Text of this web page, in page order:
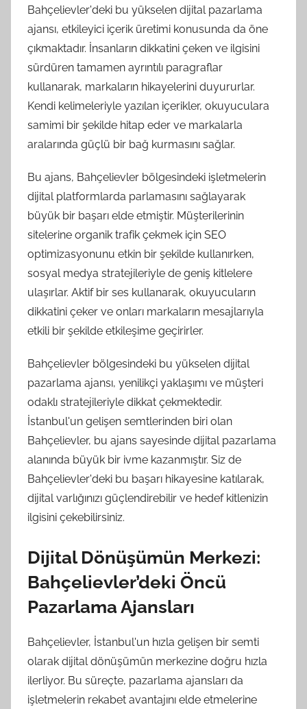
Bahçelievler'deki bu yükselen dijital pazarlama
ajansı, etkileyici içerik üretimi konusunda da öne
çıkmaktadır. İnsanların dikkatini çeken ve ilgisini
sürdüren tamamen ayrıntılı paragraflar
kullanarak, markaların hikayelerini duyururlar.
Kendi kelimeleriyle yazılan içerikler, okuyuculara
samimi bir şekilde hitap eder ve markalarla
aralarında güçlü bir bağ kurmasını sağlar.
Bu ajans, Bahçelievler bölgesindeki işletmelerin
dijital platformlarda parlamasını sağlayarak
büyük bir başarı elde etmiştir. Müşterilerinin
sitelerine organik trafik çekmek için SEO
optimizasyonunu etkin bir şekilde kullanırken,
sosyal medya stratejileriyle de geniş kitlelere
ulaşırlar. Aktif bir ses kullanarak, okuyucuların
dikkatini çeker ve onları markaların mesajlarıyla
etkili bir şekilde etkileşime geçirirler.
Bahçelievler bölgesindeki bu yükselen dijital
pazarlama ajansı, yenilikçi yaklaşımı ve müşteri
odaklı stratejileriyle dikkat çekmektedir.
İstanbul'un gelişen semtlerinden biri olan
Bahçelievler, bu ajans sayesinde dijital pazarlama
alanında büyük bir ivme kazanmıştır. Siz de
Bahçelievler'deki bu başarı hikayesine katılarak,
dijital varlığınızı güçlendirebilir ve hedef kitlenizin
ilgisini çekebilirsiniz.
Dijital Dönüşümün Merkezi:
Bahçelievler’deki Öncü
Pazarlama Ajansları
Bahçelievler, İstanbul'un hızla gelişen bir semti
olarak dijital dönüşümün merkezine doğru hızla
ilerliyor. Bu süreçte, pazarlama ajansları da
işletmelerin rekabet avantajını elde etmelerine